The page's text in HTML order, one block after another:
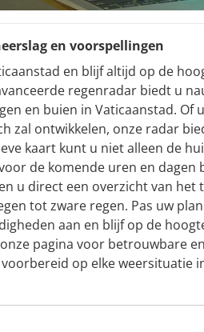
en voorspellingen
en blijf altijd op de
regenradar biedt u
en buien in Vaticaanstad. Of
zal ontwikkelen, onze radar
kaart kunt u niet alleen de
de komende uren en dagen
u direct een overzicht van het
tot zware regen. Pas uw
aan en blijf op de
pagina voor betrouwbare
op elke weersituatie